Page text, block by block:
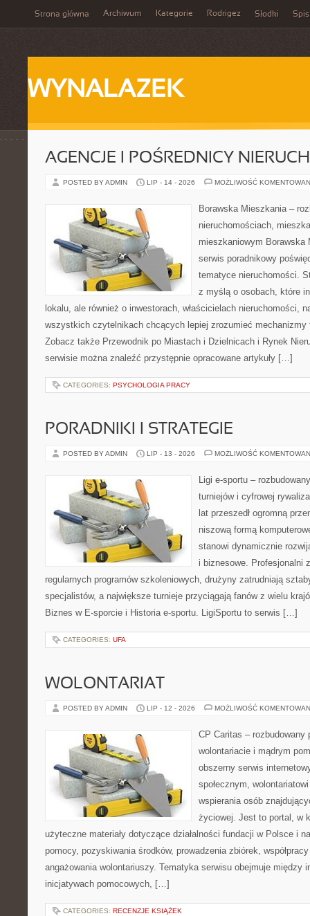
Strona główna Archiwum Kategorie Rodrigez Słodki Spis
WYNALAZEK
AGENCJE I POŚREDNICY
POSTED BY ADMIN LIP - 14 - 2026 MOŻLIWOŚĆ
Borawska Mieszkania –
nieruchomościach,
mieszkaniowym Borawska
serwis poradnikowy
tematyce nieruchomości.
z myślą o osobach, które
lokalu, ale również o inwestorach, właścicielach nieruchomości,
wszystkich czytelnikach chcących lepiej zrozumieć mechanizmy
Zobacz także Przewodnik po Miastach i Dzielnicach i Rynek
serwisie można znaleźć przystępnie opracowane artykuły […]
CATEGORIES: PSYCHOLOGIA PRACY
PORADNIKI I STRATEGIE
POSTED BY ADMIN LIP - 13 - 2026 MOŻLIWOŚĆ
Ligi e-sportu –
turniejów i cyfrowej
lat przeszedł ogromną
niszową formą
stanowi dynamicznie
i biznesowe. Profesjonalni
regularnych programów szkoleniowych, drużyny zatrudniają
specjalistów, a największe turnieje przyciągają fanów z wielu
Biznes w E-sporcie i Historia e-sportu. LigiSportu to serwis […]
CATEGORIES: UFA
WOLONTARIAT
POSTED BY ADMIN LIP - 12 - 2026 MOŻLIWOŚĆ
CP Caritas – rozbudowany
wolontariacie i mądrym
obszerny serwis
społecznym,
wspierania osób
życiowej. Jest to portal, w
użyteczne materiały dotyczące działalności fundacji w Polsce i
pomocy, pozyskiwania środków, prowadzenia zbiórek,
angażowania wolontariuszy. Tematyka serwisu obejmuje między
inicjatywach pomocowych, […]
CATEGORIES: RECENZJE KSIĄŻEK